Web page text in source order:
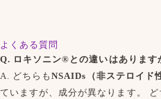
よくある質問
Q. ロキソニン®との違いはあります
A. どちらもNSAIDs（非ステロイド
ていますが、成分が異なります。 ど